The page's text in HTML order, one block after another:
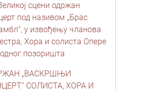
сцени одржан
под називом „Брас
у извођењу чланова
Хора и солиста Опере
позоришта
„ВАСКРШЊИ
СОЛИСТА, ХОРА И